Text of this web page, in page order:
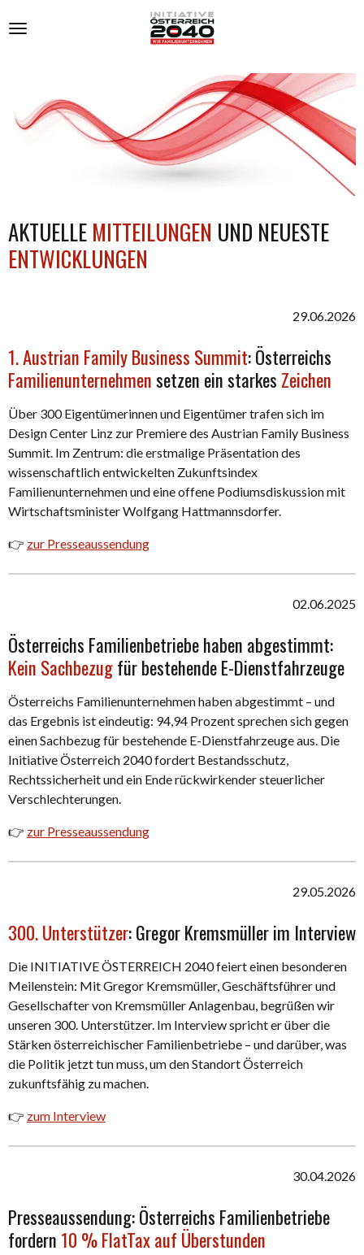
Hauptinhalt
AKTUELLE MITTEILUNGEN UND NEUESTE
ENTWICKLUNGEN
29.06.2026
1. Austrian Family Business Summit: Österreichs
Familienunternehmensetzen ein starkes Zeichen
Über 300 Eigentümerinnen und Eigentümer trafen sich im
Design Center Linz zur Premiere des Austrian Family Business
Summit. Im Zentrum: die erstmalige Präsentation des
wissenschaftlich entwickelten Zukunftsindex
Familienunternehmen und eine offene Podiumsdiskussion mit
Wirtschaftsminister Wolfgang Hattmannsdorfer.
👉 zur Presseaussendung
02.06.2025
Österreichs Familienbetriebe haben abgestimmt:
Kein Sachbezugfür bestehende E-Dienstfahrzeuge
Österreichs Familienunternehmen haben abgestimmt – und
das Ergebnis ist eindeutig: 94,94 Prozent sprechen sich gegen
einen Sachbezug für bestehende E-Dienstfahrzeuge aus. Die
Initiative Österreich 2040 fordert Bestandsschutz,
Rechtssicherheit und ein Ende rückwirkender steuerlicher
Verschlechterungen.
👉 zur Presseaussendung
29.05.2026
300. Unterstützer: Gregor Kremsmüller im Interview
Die INITIATIVE ÖSTERREICH 2040 feiert einen besonderen
Meilenstein: Mit Gregor Kremsmüller, Geschäftsführer und
Gesellschafter von Kremsmüller Anlagenbau, begrüßen wir
unseren 300. Unterstützer. Im Interview spricht er über die
Stärken österreichischer Familienbetriebe – und darüber, was
die Politik jetzt tun muss, um den Standort Österreich
zukunftsfähig zu machen.
👉 zum Interview
30.04.2026
Presseaussendung: Österreichs Familienbetriebe
fordern 10 % FlatTax auf Überstunden